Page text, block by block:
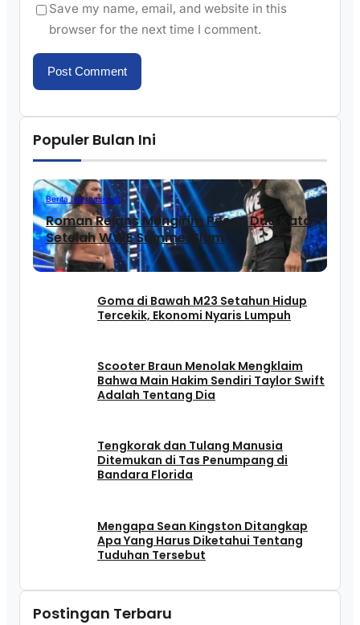
Save my name, email, and website in this
browser for the next time I comment.
Populer Bulan Ini
Berita Internasional
Roman Reigns Mengirim Pesan Dua Kata
Setelah WWE SummerSlam
Goma di Bawah M23 Setahun Hidup
Tercekik, Ekonomi Nyaris Lumpuh
Scooter Braun Menolak Mengklaim
Bahwa Main Hakim Sendiri Taylor Swift
Adalah Tentang Dia
Tengkorak dan Tulang Manusia
Ditemukan di Tas Penumpang di
Bandara Florida
Mengapa Sean Kingston Ditangkap
Apa Yang Harus Diketahui Tentang
Tuduhan Tersebut
Postingan Terbaru